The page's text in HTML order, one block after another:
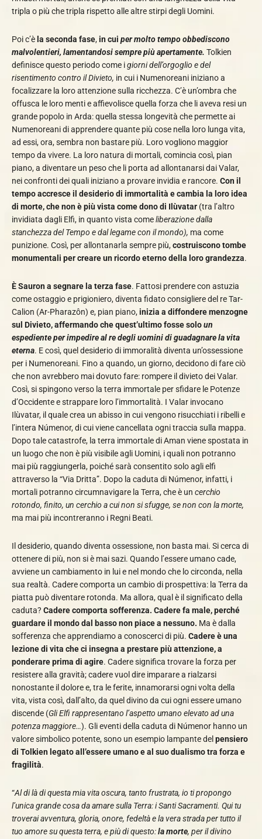
tripla o più che tripla rispetto alle altre stirpi degli Uomini.
Poi c’è la seconda fase,in cui per molto tempo obbediscono
malvolentieri, lamentandosi sempre più apertamente. Tolkien
definisce questo periodo come igiorni dell’orgoglio e del
risentimento contro il Divieto, in cui i Numenoreani iniziano a
focalizzare la loro attenzione sulla ricchezza. C’è un’ombra che
offusca le loro menti e affievolisce quella forza che li aveva resi un
grande popolo in Arda: quella stessa longevità che permette ai
Numenoreani di apprendere quante più cose nella loro lunga vita,
ad essi, ora, sembra non bastare più. Loro vogliono maggior
tempo da vivere. La loro natura di mortali, comincia così, pian
piano, a diventare un peso che li porta ad allontanarsi dai Valar,
nei confronti dei quali iniziano a provare invidia e rancore. Con il
tempo accresce il desiderio di immortalità e cambia la loro idea
di morte, che non è più vista come dono di Ilùvatar (tra l’altro
invidiata dagli Elfi, in quanto vista comeliberazione dalla
stanchezza del Tempo e dal legame con il mondo), ma come
punizione. Così, per allontanarla sempre più,costruiscono tombe
monumentali per creare un ricordo eterno della loro grandezza.
È Sauron a segnare la terza fase. Fattosi prendere con astuzia
come ostaggio e prigioniero, diventa fidato consigliere del re Tar-
Calion (Ar-Pharazôn) e, pian piano,inizia a diffondere menzogne
sul Divieto, affermando che quest’ultimo fosse soloun
espediente per impedire al re degli uomini di guadagnare la vita
eterna. E così, quel desiderio di immoralità diventa un’ossessione
per i Numenoreani. Fino a quando, un giorno, decidono di fare ciò
che non avrebbero mai dovuto fare: rompere il divieto dei Valar.
Così, si spingono verso la terra immortale per sfidare le Potenze
d’Occidente e strappare loro l’immortalità. I Valar invocano
Ilùvatar, il quale crea un abisso in cui vengono risucchiati i ribelli e
l’intera Númenor, di cui viene cancellata ogni traccia sulla mappa.
Dopo tale catastrofe, la terra immortale di Aman viene spostata in
un luogo che non è più visibile agli Uomini, i quali non potranno
mai più raggiungerla, poiché sarà consentito solo agli elfi
attraverso la “Via Dritta”. Dopo la caduta di Númenor, infatti, i
mortali potranno circumnavigare la Terra, che è un cerchio
rotondo, finito, un cerchio a cui non si sfugge, se non con la morte,
ma mai più incontreranno i Regni Beati.
Il desiderio, quando diventa ossessione, non basta mai. Si cerca di
ottenere di più, non si è mai sazi. Quando l’essere umano cade,
avviene un cambiamento in lui e nel mondo che lo circonda, nella
sua realtà. Cadere comporta un cambio di prospettiva: la Terra da
piatta può diventare rotonda. Ma allora, qual è il significato della
caduta? Cadere comporta sofferenza. Cadere fa male, perché
guardare il mondo dal basso non piace a nessuno. Ma è dalla
sofferenza che apprendiamo a conoscerci di più. Cadere è una
lezione di vita che ci insegna a prestare più attenzione, a
ponderare prima di agire. Cadere significa trovare la forza per
resistere alla gravità; cadere vuol dire imparare a rialzarsi
nonostante il dolore e, tra le ferite, innamorarsi ogni volta della
vita, vista così, dall’alto, da quel divino da cui ogni essere umano
discende (Gli Elfi rappresentano l’aspetto umano elevato ad una
potenza maggiore…). Gli eventi della caduta di Númenor hanno un
valore simbolico potente, sono un esempio lampante del pensiero
di Tolkien legato all’essere umano e al suo dualismo tra forza e
fragilità.
“Al di là di questa mia vita oscura, tanto frustrata, io ti propongo
l’unica grande cosa da amare sulla Terra: i Santi Sacramenti. Qui tu
troverai avventura, gloria, onore, fedeltà e la vera strada per tutto il
tuo amore su questa terra, e più di questo:la morte, per il divino